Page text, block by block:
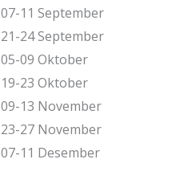
07-11 September
21-24 September
05-09 Oktober
19-23 Oktober
09-13 November
23-27 November
07-11 Desember